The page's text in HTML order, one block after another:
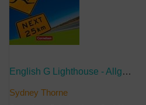
English G Lighthouse - Allgemeine Ausgabe - Band 5: 9. Schuljahr
Sydney Thorne